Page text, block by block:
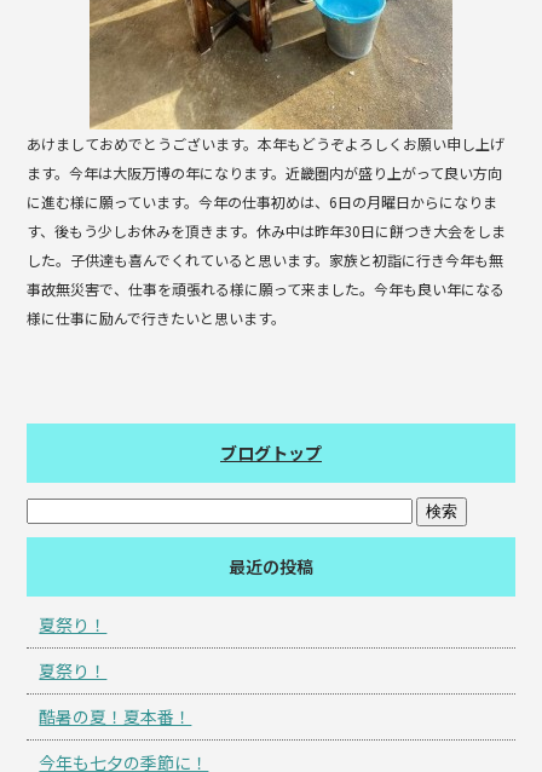
あけましておめでとうございます。本年もどうぞよろしくお願い申し上げ
ます。今年は大阪万博の年になります。近畿圏内が盛り上がって良い方向
に進む様に願っています。今年の仕事初めは、6日の月曜日からになりま
す、後もう少しお休みを頂きます。休み中は昨年30日に餅つき大会をしま
した。子供達も喜んでくれていると思います。家族と初詣に行き今年も無
事故無災害で、仕事を頑張れる様に願って来ました。今年も良い年になる
様に仕事に励んで行きたいと思います。
ブログトップ
最近の投稿
夏祭り！
夏祭り！
酷暑の夏！夏本番！
今年も七夕の季節に！